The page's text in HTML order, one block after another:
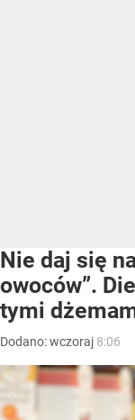
Nie daj się
owoców”.
tymi
Dodano:wczoraj 8:06